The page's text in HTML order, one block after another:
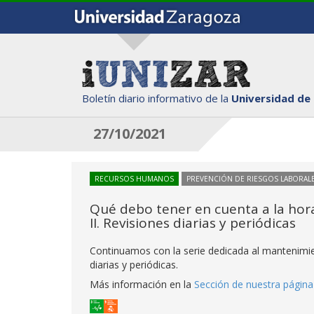
Boletín diario informativo de la Universidad
27/10/2021
RECURSOS HUMANOS PREVENCIÓN DE RIESGOS
Qué debo tener en cuenta a la
II. Revisiones diarias y periódicas
Continuamos con la serie dedicada al
diarias y periódicas.
Más información en la Sección de nuestra